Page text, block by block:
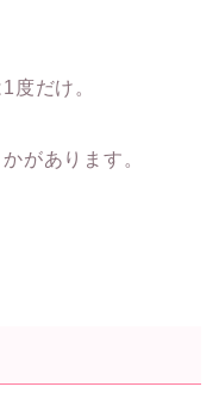
度だけ。
があります。